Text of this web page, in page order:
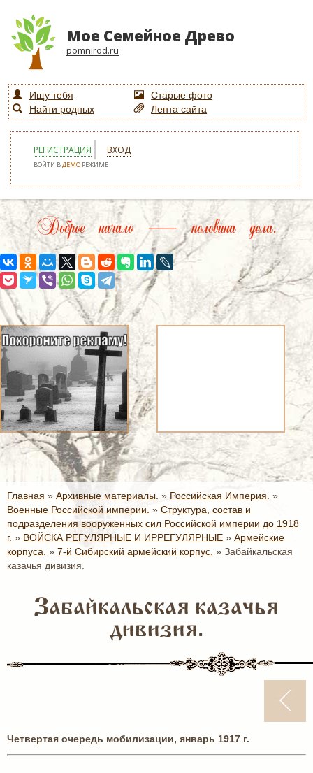
Мое Семейное Древо
pomnirod.ru
Ищу тебя
Старые фото
Найти родных
Лента сайта
РЕГИСТРАЦИЯ ВХОД
ВОЙТИ ВДЕМО РЕЖИМЕ
Доброе начало — половина дела.
Главная » Архивные материалы. » Российская Империя. »
Военные Российской империи. » Структура, состав и
подразделения вооруженных сил Российской империи до 1918
г. » ВОЙСКА РЕГУЛЯРНЫЕ И ИРРЕГУЛЯРНЫЕ » Армейские
корпуса. » 7-й Сибирский армейский корпус. » Забайкальская
казачья дивизия.
Забайкальская казачья
дивизия.
Четвертая очередь мобилизации, январь 1917 г.